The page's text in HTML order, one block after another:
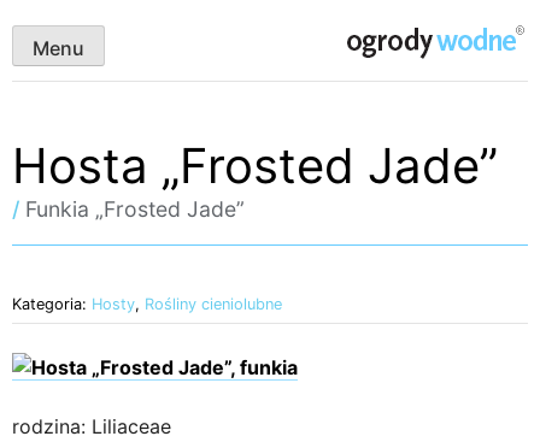
content
ogrody wodne
Menu
Hosta „Frosted Jade”
/ Funkia „Frosted Jade”
Kategoria: Hosty, Rośliny cieniolubne
rodzina: Liliaceae